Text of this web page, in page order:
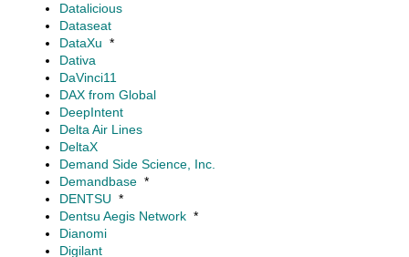
Datalicious
Dataseat
DataXu *
Dativa
DaVinci11
DAX from Global
DeepIntent
Delta Air Lines
DeltaX
Demand Side Science, Inc.
Demandbase *
DENTSU *
Dentsu Aegis Network *
Dianomi
Digilant